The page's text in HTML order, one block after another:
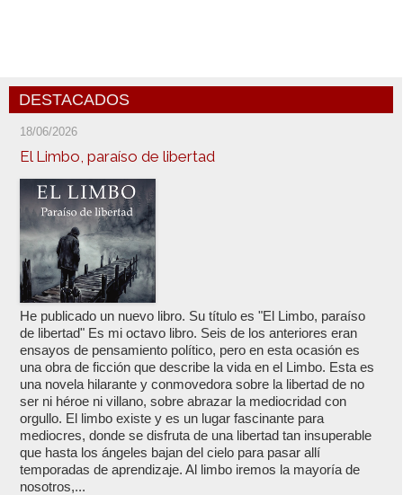
DESTACADOS
18/06/2026
El Limbo, paraíso de libertad
He publicado un nuevo libro. Su título es "El Limbo, paraíso
de libertad" Es mi octavo libro. Seis de los anteriores eran
ensayos de pensamiento político, pero en esta ocasión es
una obra de ficción que describe la vida en el Limbo. Esta es
una novela hilarante y conmovedora sobre la libertad de no
ser ni héroe ni villano, sobre abrazar la mediocridad con
orgullo. El limbo existe y es un lugar fascinante para
mediocres, donde se disfruta de una libertad tan insuperable
que hasta los ángeles bajan del cielo para pasar allí
temporadas de aprendizaje. Al limbo iremos la mayoría de
nosotros,...